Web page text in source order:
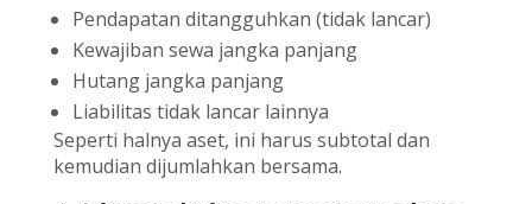
Pendapatan ditangguhkan (tidak lancar)
Kewajiban sewa jangka panjang
Hutang jangka panjang
Liabilitas tidak lancar lainnya
Seperti halnya aset, ini harus subtotal dan
kemudian dijumlahkan bersama.